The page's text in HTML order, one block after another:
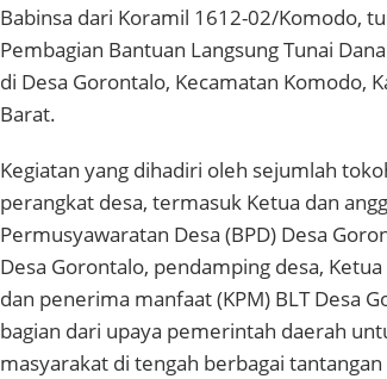
Babinsa dari Koramil 1612-02/Komodo,
Pembagian Bantuan Langsung Tunai
di Desa Gorontalo, Kecamatan Komodo,
Barat.
Kegiatan yang dihadiri oleh sejumlah
perangkat desa, termasuk Ketua dan
Permusyawaratan Desa (BPD) Desa
Desa Gorontalo, pendamping desa,
dan penerima manfaat (KPM) BLT Desa
bagian dari upaya pemerintah daerah
masyarakat di tengah berbagai